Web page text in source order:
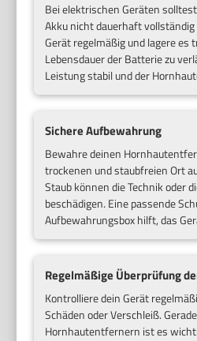
Bei elektrischen Geräten
Akku nicht dauerhaft vollständig
Gerät regelmäßig und lagere es
Lebensdauer der Batterie zu
Leistung stabil und der
Sichere Aufbewahrung
Bewahre deinen
trockenen und staubfreien Ort
Staub können die Technik oder
beschädigen. Eine passende
Aufbewahrungsbox hilft, das
Regelmäßige Überprüfung
Kontrolliere dein Gerät
Schäden oder Verschleiß.
Hornhautentfernern ist es